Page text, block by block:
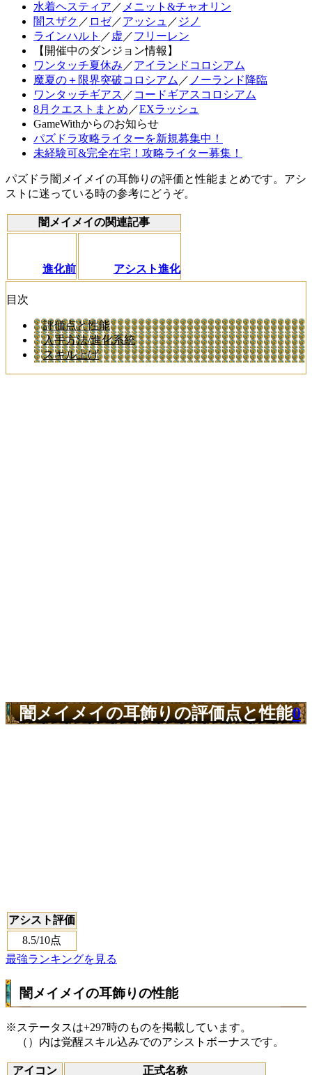
水着ヘスティア ／ メニット&チャオリン
闇スザク ／ ロゼ／アッシュ ／ ジノ
ラインハルト ／ 虚 ／フリーレン
【開催中のダンジョン情報】
ワンタッチ夏休み ／アイランドコロシアム
魔夏の＋限界突破コロシアム ／ ノーランド降臨
ワンタッチギアス ／ コードギアスコロシアム
8月クエストまとめ ／EXラッシュ
GameWithからのお知らせ
パズドラ攻略ライターを新規募集中！
未経験可&完全在宅！攻略ライター募集！
パズドラ闇メイメイの耳飾りの評価と性能まとめです。アシ
ストに迷っている時の参考にどうぞ。
闇メイメイの関連記事
進化前 アシスト進化
目次
評価点と性能
入手方法/進化系統
スキル上げ
闇メイメイの耳飾りの評価点と性能0
アシスト評価
8.5/10点
最強ランキングを見る
闇メイメイの耳飾りの性能
※ステータスは+297時のものを掲載しています。
（）内は覚醒スキル込みでのアシストボーナスです。
アイコン 正式名称